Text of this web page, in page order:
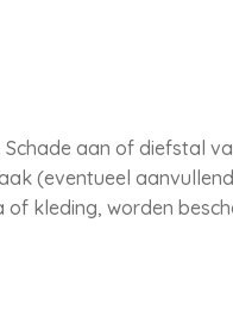
aan of diefstal
(eventueel
of kleding, worden